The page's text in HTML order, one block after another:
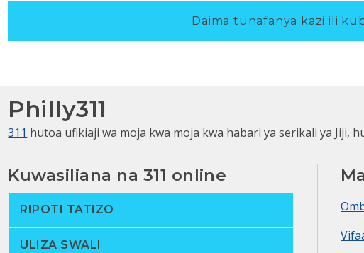
Daima tunafanya kazi ili
Philly311
311 hutoa ufikiaji wa moja kwa moja kwa habari ya serikali ya Jiji,
Kuwasiliana na 311 online
RIPOTI TATIZO
ULIZA SWALI